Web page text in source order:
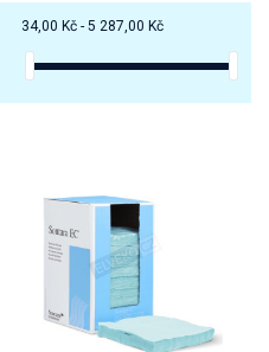
34,00 Kč - 5 287,00 Kč